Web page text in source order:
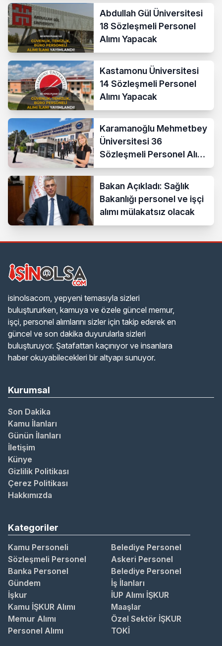
Abdullah Gül Üniversitesi
18 Sözleşmeli Personel
Alımı Yapacak
Kastamonu Üniversitesi
14 Sözleşmeli Personel
Alımı Yapacak
Karamanoğlu Mehmetbey
Üniversitesi 36
Sözleşmeli Personel Alımı
Yapacak
Bakan Açıkladı: Sağlık
Bakanlığı personel ve işçi
alımı mülakatsız olacak
isinolsacom, yepyeni temasıyla sizleri
buluştururken, kamuya ve özele güncel memur,
işçi, personel alımlarını sizler için takip ederek en
güncel ve son dakika duyurularla sizleri
buluşturuyor. Şatafattan kaçınıyor ve insanlara
haber okuyabilecekleri bir altyapı sunuyor.
Kurumsal
Son Dakika
Kamu İlanları
Günün İlanları
İletişim
Künye
Gizlilik Politikası
Çerez Politikası
Hakkımızda
Kategoriler
Kamu Personeli
Belediye Personel
Sözleşmeli Personel
Askeri Personel
Banka Personel
Belediye Personel
Gündem
İş İlanları
İşkur
İUP Alımı İŞKUR
Kamu İŞKUR Alımı
Maaşlar
Memur Alımı
Özel Sektör İŞKUR
Personel Alımı
TOKİ